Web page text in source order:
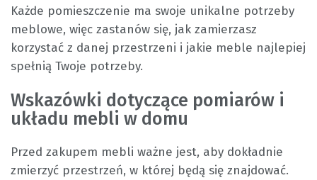
Każde pomieszczenie ma swoje unikalne potrzeby
meblowe, więc zastanów się, jak zamierzasz
korzystać z danej przestrzeni i jakie meble najlepiej
spełnią Twoje potrzeby.
Wskazówki dotyczące pomiarów i
układu mebli w domu
Przed zakupem mebli ważne jest, aby dokładnie
zmierzyć przestrzeń, w której będą się znajdować.